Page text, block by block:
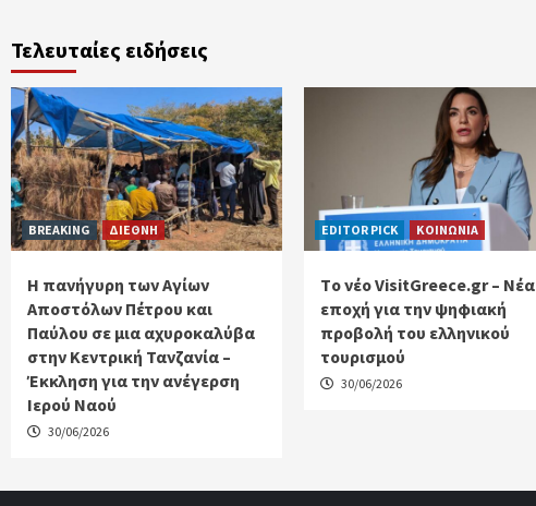
Τελευταίες ειδήσεις
BREAKING ΔΙΕΘΝΗ
Η πανήγυρη των Αγίων
Αποστόλων Πέτρου και
Παύλου σε μια αχυροκαλύβα
στην Κεντρική Τανζανία –
Έκκληση για την ανέγερση
Ιερού Ναού
30/06/2026
EDITOR PICK ΚΟΙΝΩΝΙΑ
Tο νέο VisitGreece.gr – Νέα
εποχή για την ψηφιακή
προβολή του ελληνικού
τουρισμού
30/06/2026